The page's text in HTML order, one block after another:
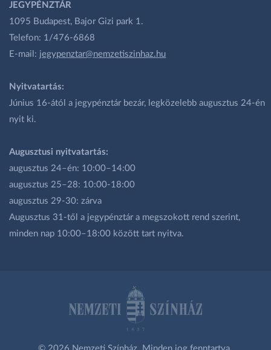
JEGYPÉNZTÁR
1095 Budapest, Bajor Gizi park 1.
Telefon: 1/476-6868
E-mail: jegypenztar@nemzetiszinhaz.hu
Nyitvatartás:
Június 16-ától a jegypénztár bezár, legközelebb augusztus 24-én
nyit ki.
Augusztusi nyitvatartás:
augusztus 24–én: 10:00–14:00
augusztus 25–28: 10:00-18:00
augusztus 29-30: zárva
Augusztus 31-től a jegypénztár a megszokott rend szerint,
minden nap 10:00–18:00 között tart nyitva.